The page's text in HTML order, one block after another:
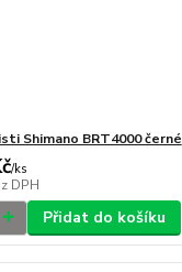
Shimano BRT4000 černé
/ks
DPH
Přidat do košíku